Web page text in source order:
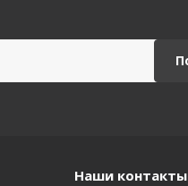
Наши контакты